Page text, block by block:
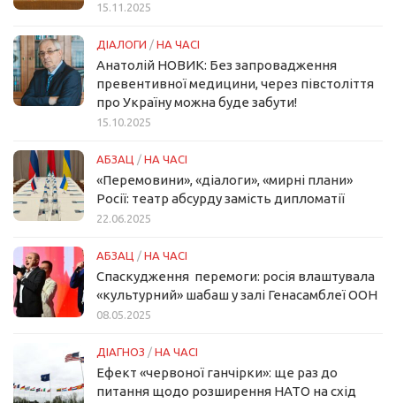
15.11.2025
ДІАЛОГИ / НА ЧАСІ
Анатолій НОВИК: Без запровадження
превентивної медицини, через півстоліття
про Україну можна буде забути!
15.10.2025
АБЗАЦ / НА ЧАСІ
«Перемовини», «діалоги», «мирні плани»
Росії: театр абсурду замість дипломатії
22.06.2025
АБЗАЦ / НА ЧАСІ
Спаскудження перемоги: росія влаштувала
«культурний» шабаш у залі Генасамблеї ООН
08.05.2025
ДІАГНОЗ / НА ЧАСІ
Ефект «червоної ганчірки»: ще раз до
питання щодо розширення НАТО на схід